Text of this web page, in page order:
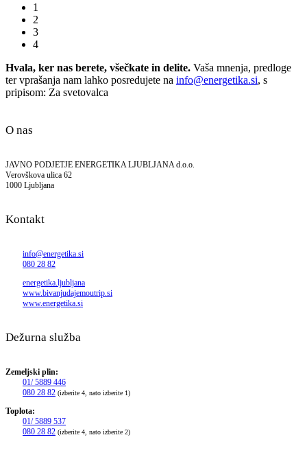
1
2
3
4
Hvala, ker nas berete, všečkate in delite. Vaša mnenja, predloge
ter vprašanja nam lahko posredujete na info@energetika.si, s
pripisom: Za svetovalca
O nas
JAVNO PODJETJE ENERGETIKA LJUBLJANA d.o.o.
Verovškova ulica 62
1000 Ljubljana
Kontakt
info@energetika.si
080 28 82
energetika.ljubljana
www.bivanjudajemoutrip.si
www.energetika.si
Dežurna služba
Zemeljski plin:
01/ 5889 446
080 28 82 (izberite 4, nato izberite 1)
Toplota:
01/ 5889 537
080 28 82 (izberite 4, nato izberite 2)